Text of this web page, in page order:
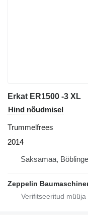
Erkat ER1500 -3 XL
Hind nõudmisel
Trummelfrees
2014
Saksamaa,
Zeppelin